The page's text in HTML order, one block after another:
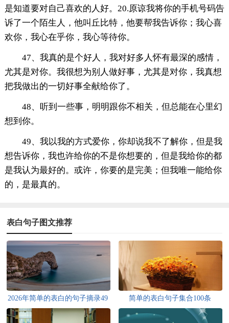
是知道要对自己喜欢的人好。20.原谅我将你的手机号码告
诉了一个陌生人，他叫丘比特，他要帮我告诉你；我心喜
欢你，我心在乎你，我心等待你。
47、我真的是个好人，我对好多人怀有最深的感情，
尤其是对你。我很想为别人做好事，尤其是对你，我真想
把我做出的一切好事全献给你了。
48、听到一些事，明明跟你不相关，但总能在心里幻
想到你。
49、我以我的方式爱你，你却说我不了解你，但是我
想告诉你，我也许给你的不是你想要的，但是我给你的都
是我认为最好的。或许，你要的是完美；但我唯一能给你
的，是最真的。
表白句子图文推荐
2026年简单的表白的句子摘录49
句
简单的表白句子集合100条